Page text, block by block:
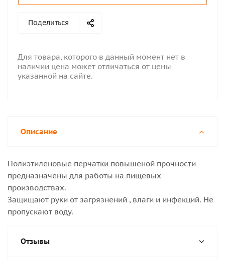
Поделиться
Для товара, которого в данный момент нет в
наличии цена может отличаться от цены
указанной на сайте.
Описание
Полиэтиленовые перчатки повышеной прочности
предназначены для работы на пищевых
производствах.
Защищают руки от загрязнений , влаги и инфекций. Не
пропускают воду.
Отзывы